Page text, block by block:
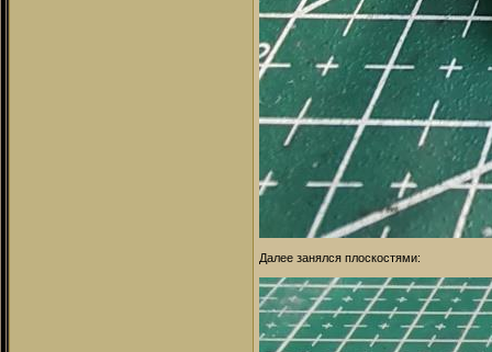
Далее занялся плоскостями: